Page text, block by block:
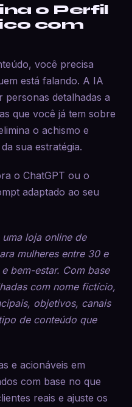
o Perfil
com
você precisa
está falando. A IA
detalhadas a
que você já tem sobre
o achismo e
sua estratégia.
o ChatGPT ou o
adaptado ao seu
loja online de
mulheres entre 30 e
bem-estar. Com base
com nome fictício,
objetivos, canais
de conteúdo que
e acionáveis em
com base no que
reais e ajuste os